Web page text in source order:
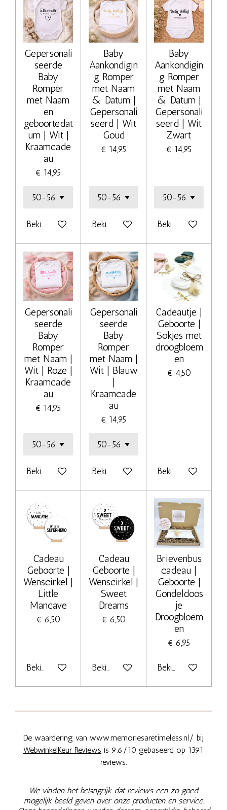
Gepersonali
seerde
Baby
Romper
met Naam
en
geboortedat
um | Wit |
Kraamcade
au
€ 14,95
Bekijk details
Baby
Aankondigin
g Romper
met Naam
& Datum |
Gepersonali
seerd | Wit
Goud
€ 14,95
Bekijk details
Baby
Aankondigin
g Romper
met Naam
& Datum |
Gepersonali
seerd | Wit
Zwart
€ 14,95
Bekijk details
Gepersonali
seerde
Baby
Romper
met Naam |
Wit | Roze |
Kraamcade
au
€ 14,95
Bekijk details
Gepersonali
seerde
Baby
Romper
met Naam |
Wit | Blauw
|
Kraamcade
au
€ 14,95
Bekijk details
Cadeautje |
Geboorte |
Sokjes met
droogbloem
en
€ 4,50
Bekijk details
Cadeau
Geboorte |
Wenscirkel |
Little
Mancave
€ 6,50
Bekijk details
Cadeau
Geboorte |
Wenscirkel |
Sweet
Dreams
€ 6,50
Bekijk details
Brievenbus
cadeau |
Geboorte |
Gondeldoos
je
Droogbloem
en
€ 6,95
Bekijk details
De waardering van www.memoriesaretimeless.nl/ bij
WebwinkelKeur Reviews is 9.6/10 gebaseerd op 1391
reviews.
We vinden het belangrijk dat reviews een zo goed
mogelijk beeld geven over onze producten en service.